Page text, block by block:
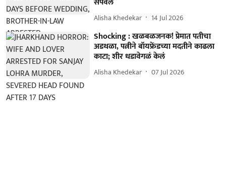
Alisha Khedekar 14 Jul 2026
Shocking : खळबळजनक! प्रेमात पतीचा
अडथळा, पत्नीने बॉयफ्रेंडच्या मदतीने काढला
काटा; शीर धडावेगळं केलं
Alisha Khedekar 07 Jul 2026